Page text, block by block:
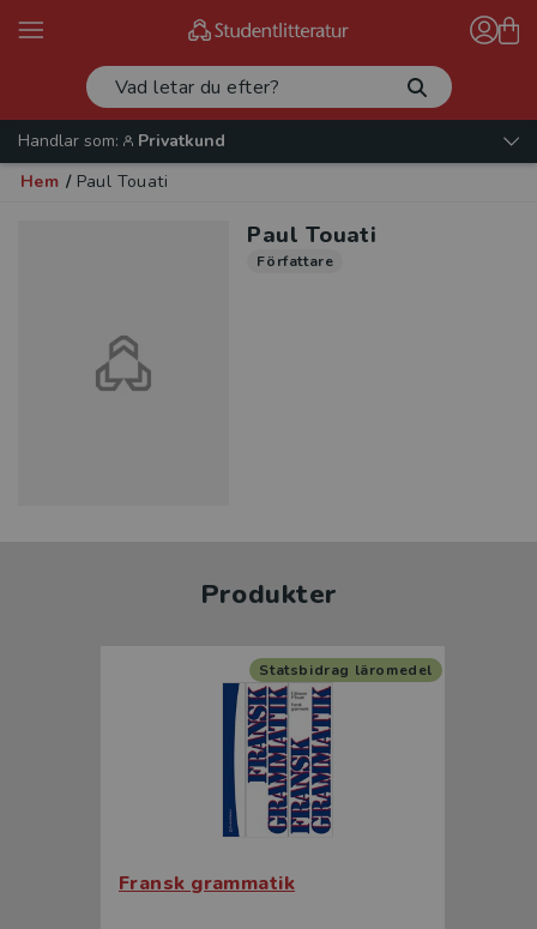
Handlar som:
Privatkund
Hem / Paul Touati
Paul Touati
Författare
Produkter
Fransk grammatik
Statsbidrag läromedel